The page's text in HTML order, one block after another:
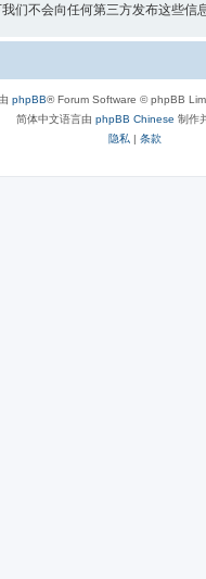
不会向任何第三方发布这些
phpBB® Forum Software © phpBB
简体中文语言由 phpBB Chinese 制作
隐私 | 条款